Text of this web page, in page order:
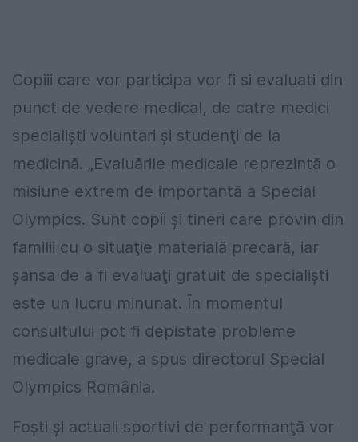
Copiii care vor participa vor fi si evaluati din
punct de vedere medical, de catre medici
specialişti voluntari şi studenţi de la
medicină. „Evaluările medicale reprezintă o
misiune extrem de importantă a Special
Olympics. Sunt copii şi tineri care provin din
familii cu o situaţie materială precară, iar
şansa de a fi evaluaţi gratuit de specialişti
este un lucru minunat. În momentul
consultului pot fi depistate probleme
medicale grave, a spus directorul Special
Olympics România.
Foşti şi actuali sportivi de performanţă vor